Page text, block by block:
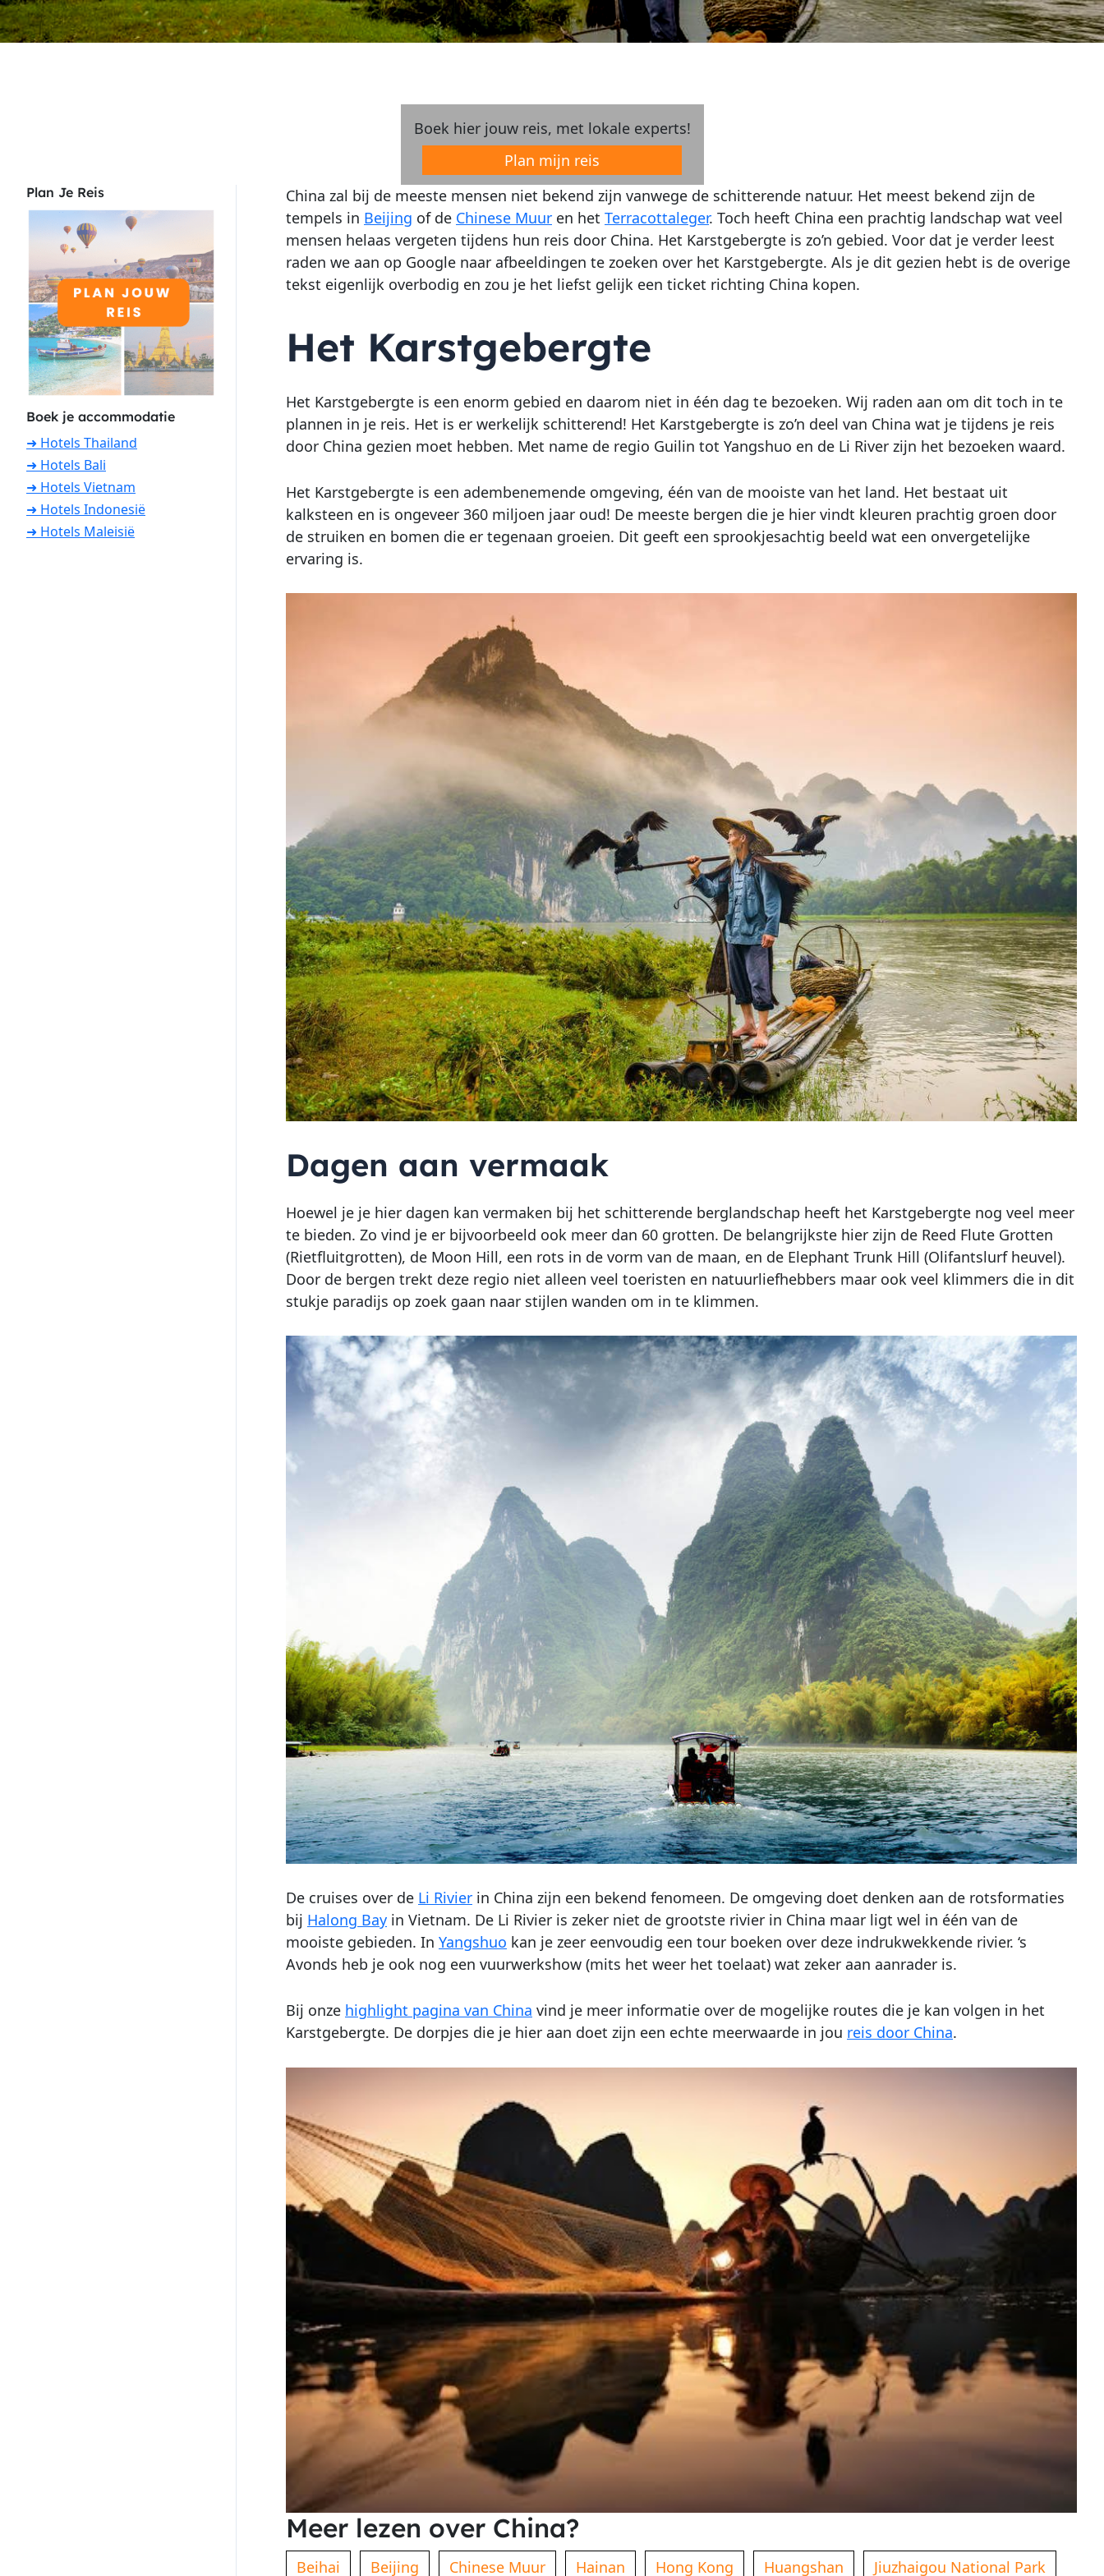
Boek hier jouw reis, met lokale experts!
Plan mijn reis
Plan Je Reis
Boek je accommodatie
➜ Hotels Thailand
➜ Hotels Bali
➜ Hotels Vietnam
➜ Hotels Indonesië
➜ Hotels Maleisië
China zal bij de meeste mensen niet bekend zijn vanwege de schitterende natuur. Het meest bekend zijn de
tempels in Beijing of de Chinese Muur en het Terracottaleger. Toch heeft China een prachtig landschap wat veel
mensen helaas vergeten tijdens hun reis door China. Het Karstgebergte is zo’n gebied. Voor dat je verder leest
raden we aan op Google naar afbeeldingen te zoeken over het Karstgebergte. Als je dit gezien hebt is de overige
tekst eigenlijk overbodig en zou je het liefst gelijk een ticket richting China kopen.
Het Karstgebergte
Het Karstgebergte is een enorm gebied en daarom niet in één dag te bezoeken. Wij raden aan om dit toch in te
plannen in je reis. Het is er werkelijk schitterend! Het Karstgebergte is zo’n deel van China wat je tijdens je reis
door China gezien moet hebben. Met name de regio Guilin tot Yangshuo en de Li River zijn het bezoeken waard.
Het Karstgebergte is een adembenemende omgeving, één van de mooiste van het land. Het bestaat uit
kalksteen en is ongeveer 360 miljoen jaar oud! De meeste bergen die je hier vindt kleuren prachtig groen door
de struiken en bomen die er tegenaan groeien. Dit geeft een sprookjesachtig beeld wat een onvergetelijke
ervaring is.
Dagen aan vermaak
Hoewel je je hier dagen kan vermaken bij het schitterende berglandschap heeft het Karstgebergte nog veel meer
te bieden. Zo vind je er bijvoorbeeld ook meer dan 60 grotten. De belangrijkste hier zijn de Reed Flute Grotten
(Rietfluitgrotten), de Moon Hill, een rots in de vorm van de maan, en de Elephant Trunk Hill (Olifantslurf heuvel).
Door de bergen trekt deze regio niet alleen veel toeristen en natuurliefhebbers maar ook veel klimmers die in dit
stukje paradijs op zoek gaan naar stijlen wanden om in te klimmen.
De cruises over de Li Rivier in China zijn een bekend fenomeen. De omgeving doet denken aan de rotsformaties
bij Halong Bay in Vietnam. De Li Rivier is zeker niet de grootste rivier in China maar ligt wel in één van de
mooiste gebieden. In Yangshuo kan je zeer eenvoudig een tour boeken over deze indrukwekkende rivier. ‘s
Avonds heb je ook nog een vuurwerkshow (mits het weer het toelaat) wat zeker aan aanrader is.
Bij onze highlight pagina van China vind je meer informatie over de mogelijke routes die je kan volgen in het
Karstgebergte. De dorpjes die je hier aan doet zijn een echte meerwaarde in jou reis door China.
Meer lezen over China?
Beihai Beijing Chinese Muur Hainan Hong Kong Huangshan Jiuzhaigou National Park